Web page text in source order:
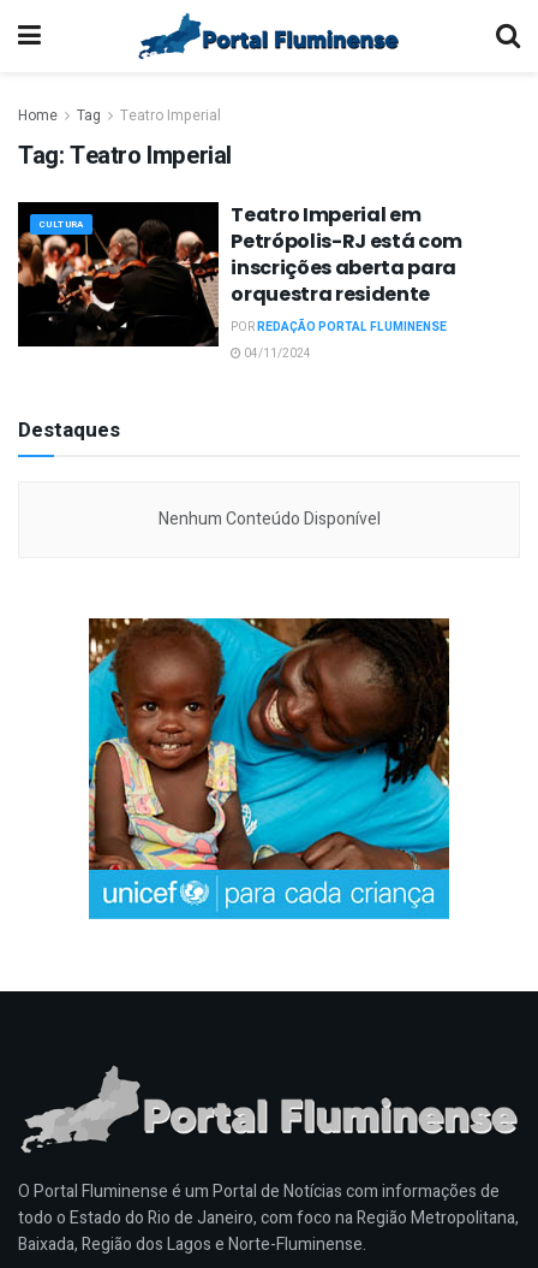
Home Tag Teatro Imperial
Tag:Teatro Imperial
CULTURA
Teatro Imperial em
Petrópolis-RJ está com
inscrições aberta para
orquestra residente
PORREDAÇÃO PORTAL FLUMINENSE
04/11/2024
Destaques
Nenhum Conteúdo Disponível
O Portal Fluminense é um Portal de Notícias com informações de
todo o Estado do Rio de Janeiro, com foco na Região Metropolitana,
Baixada, Região dos Lagos e Norte-Fluminense.